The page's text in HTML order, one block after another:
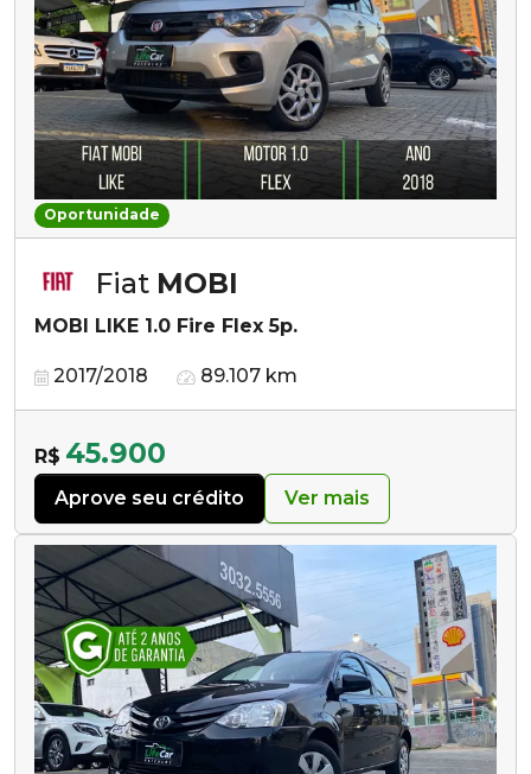
Oportunidade
Fiat MOBI
MOBI LIKE 1.0 Fire Flex 5p.
2017/2018 89.107 km
R$ 45.900
Aprove seu crédito Ver mais